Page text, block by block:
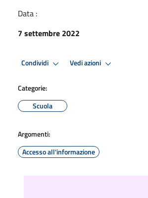
Data :
7 settembre 2022
Condividi Vedi azioni
Categorie:
Scuola
Argomenti:
Accesso all'informazione